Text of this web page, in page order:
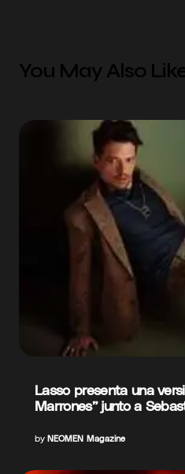
You May Also
Lasso presenta una
Marrones” junto a
by NEOMEN Magazine